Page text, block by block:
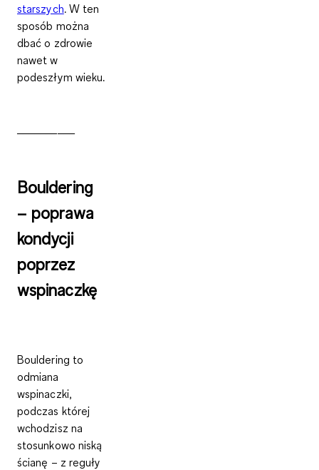
starszych. W ten
sposób można
dbać o zdrowie
nawet w
podeszłym wieku.
Bouldering
– poprawa
kondycji
poprzez
wspinaczkę
Bouldering to
odmiana
wspinaczki,
podczas której
wchodzisz na
stosunkowo niską
ścianę – z reguły